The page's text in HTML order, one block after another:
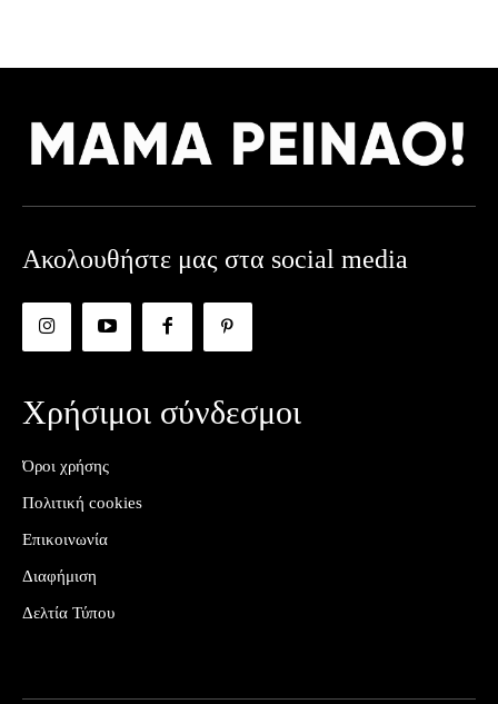
Ακολουθήστε μας στα social media
Χρήσιμοι σύνδεσμοι
Όροι χρήσης
Πολιτική cookies
Επικοινωνία
Διαφήμιση
Δελτία Τύπου